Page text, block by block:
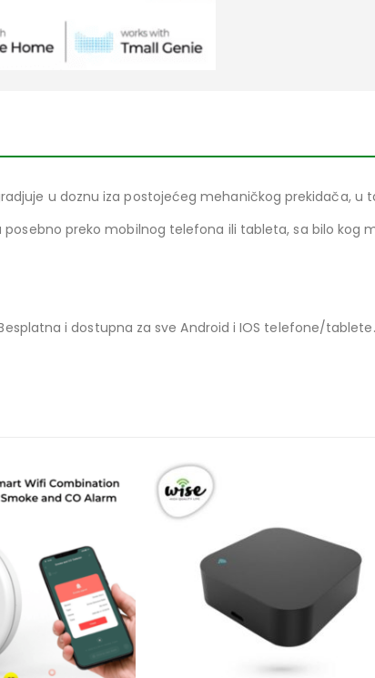
u doznu iza postojećeg mehaničkog prekidača, u
preko mobilnog telefona ili tableta, sa bilo kog
i dostupna za sve Android i IOS telefone/tablete.